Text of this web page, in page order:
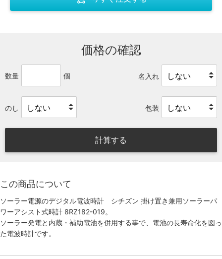
価格の確認
数量 個 名入れ
のし 包装
計算する
この商品について
ソーラー電源のデジタル電波時計 シチズン 掛け置き兼用ソーラーパ
ワーアシスト式時計 8RZ182-019。
ソーラー発電と内蔵・補助電池を併用する事で、電池の長寿命化を図っ
た電波時計です。